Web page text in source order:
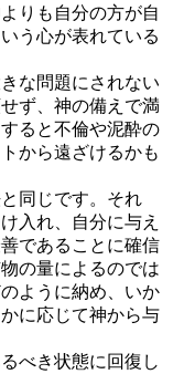
りも自分の方が自
う心が表れている
な問題にされない
ず、神の備えで満
ると不倫や泥酔の
から遠ざけるかも
同じです。それ
入れ、自分に与え
であることに確信
の量によるのでは
ように納め、いか
に応じて神から与
べき状態に回復し